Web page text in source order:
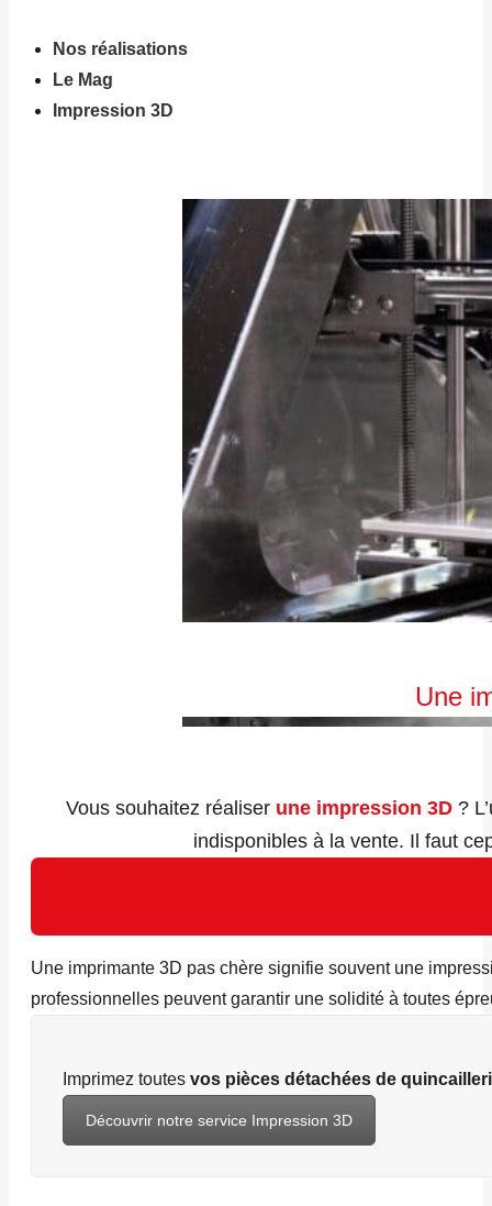
Nos réalisations
Le Mag
Impression 3D
Une
Vous souhaitez réaliser une impression 3D ?
indisponibles à la vente. Il faut
Une imprimante 3D pas chère signifie souvent une
professionnelles peuvent garantir une solidité à toutes
Imprimez toutes vos pièces détachées de
Découvrir notre service Impression 3D